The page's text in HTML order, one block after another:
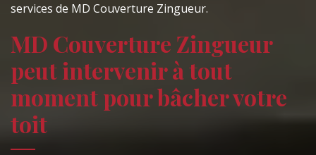
services de MD Couverture Zingueur.
MD Couverture Zingueur
peut intervenir à tout
moment pour bâcher votre
toit